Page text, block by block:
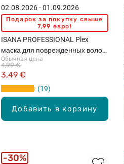
Добавить в корзину
02.08.2026 - 01.09.2026
Подарок за покупку свыше
7,99 евро!
ISANA PROFESSIONAL Plex
маска для поврежденных волос,
125мл
Обычная цена
3,49 €
4,99 €
19
30%